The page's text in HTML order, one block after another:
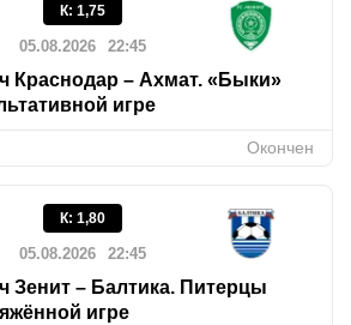
К: 1,75
05.08.2026 22:45
Краснодар – Ахмат. «Быки»
игре
Окончен
К: 1,80
05.08.2026 22:45
Зенит – Балтика. Питерцы
игре